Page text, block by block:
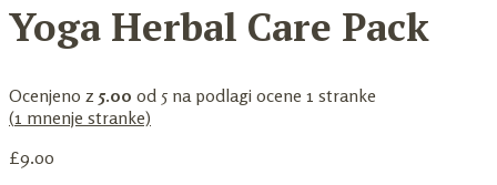
Yoga Herbal Care Pack
Ocenjeno z 5.00 od 5 na podlagi ocene 1 stranke
(1 mnenje stranke)
£9.00